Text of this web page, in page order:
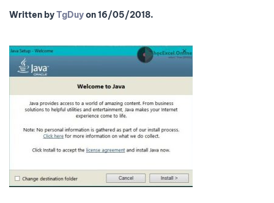
Written byTgDuyon16/05/2018.